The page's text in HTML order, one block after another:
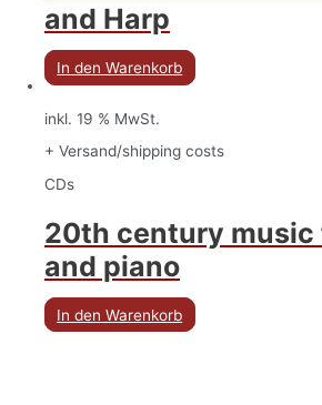
and Harp
In den Warenkorb
inkl. 19 % MwSt.
+ Versand/shipping costs
CDs
20th century music
and piano
In den Warenkorb